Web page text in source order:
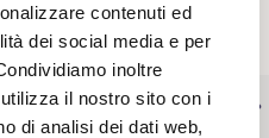
contenuti ed
dei social media e per
inoltre
il nostro sito con i
di analisi dei dati web,